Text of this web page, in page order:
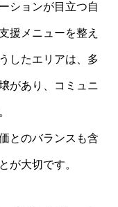
ションが目立つ自
援メニューを整え
したエリアは、多
があり、コミュニ
とのバランスも含
が大切です。